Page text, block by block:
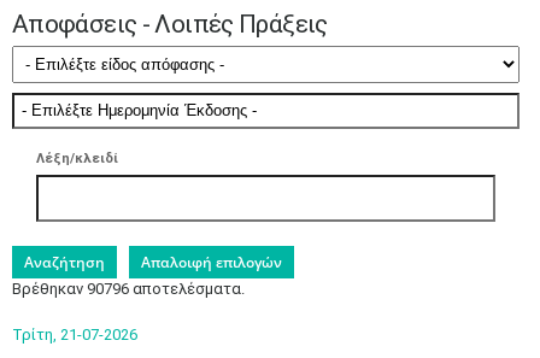
Αποφάσεις - Λοιπές Πράξεις
Λέξη/κλειδί
Βρέθηκαν 90796 αποτελέσματα.
Τρίτη, 21-07-2026